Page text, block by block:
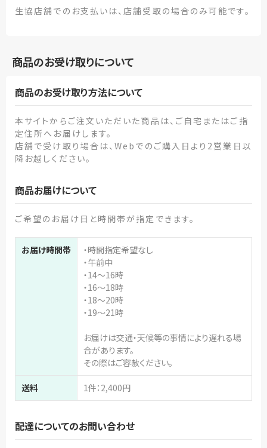
生協店舗でのお支払いは、店舗受取の場合のみ可能です。
商品のお受け取りについて
商品のお受け取り方法について
本サイトからご注文いただいた商品は、ご自宅またはご指
定住所へお届けします。
店舗で受け取り場合は、Webでのご購入日より2営業日以
降お越しください。
商品お届けについて
ご希望のお届け日と時間帯が指定できます。
お届け時間帯
・時間指定希望なし
・午前中
・14～16時
・16～18時
・18～20時
・19～21時
お届けは交通・天候等の事情により遅れる場
合があります。
その際はご容赦ください。
送料 1件：2,400円
配達についてのお問い合わせ